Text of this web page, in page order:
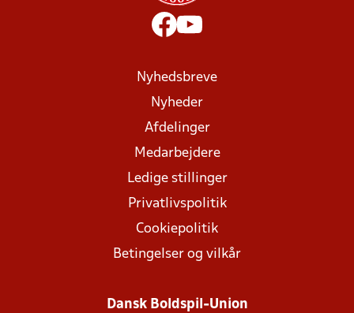
Nyhedsbreve
Nyheder
Afdelinger
Medarbejdere
Ledige stillinger
Privatlivspolitik
Cookiepolitik
Betingelser og vilkår
Dansk Boldspil-Union